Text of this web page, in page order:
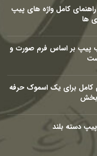
کامل واژه های پیپ
ها
پیپ بر اساس فرم صورت و
برای یک اسموک حرفه
بخش
دسته بلند